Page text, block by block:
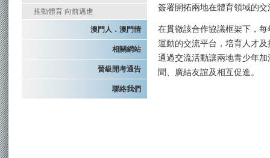
推動體育 向前邁進
澳門人．澳門情
相關網站
晉級開考通告
聯絡我們
簽署開拓兩地在體育領域的
在貫徹該合作協議框架下，
運動的交流平台，培育人才
通過交流活動讓兩地青少年
聞、廣結友誼及相互促進。